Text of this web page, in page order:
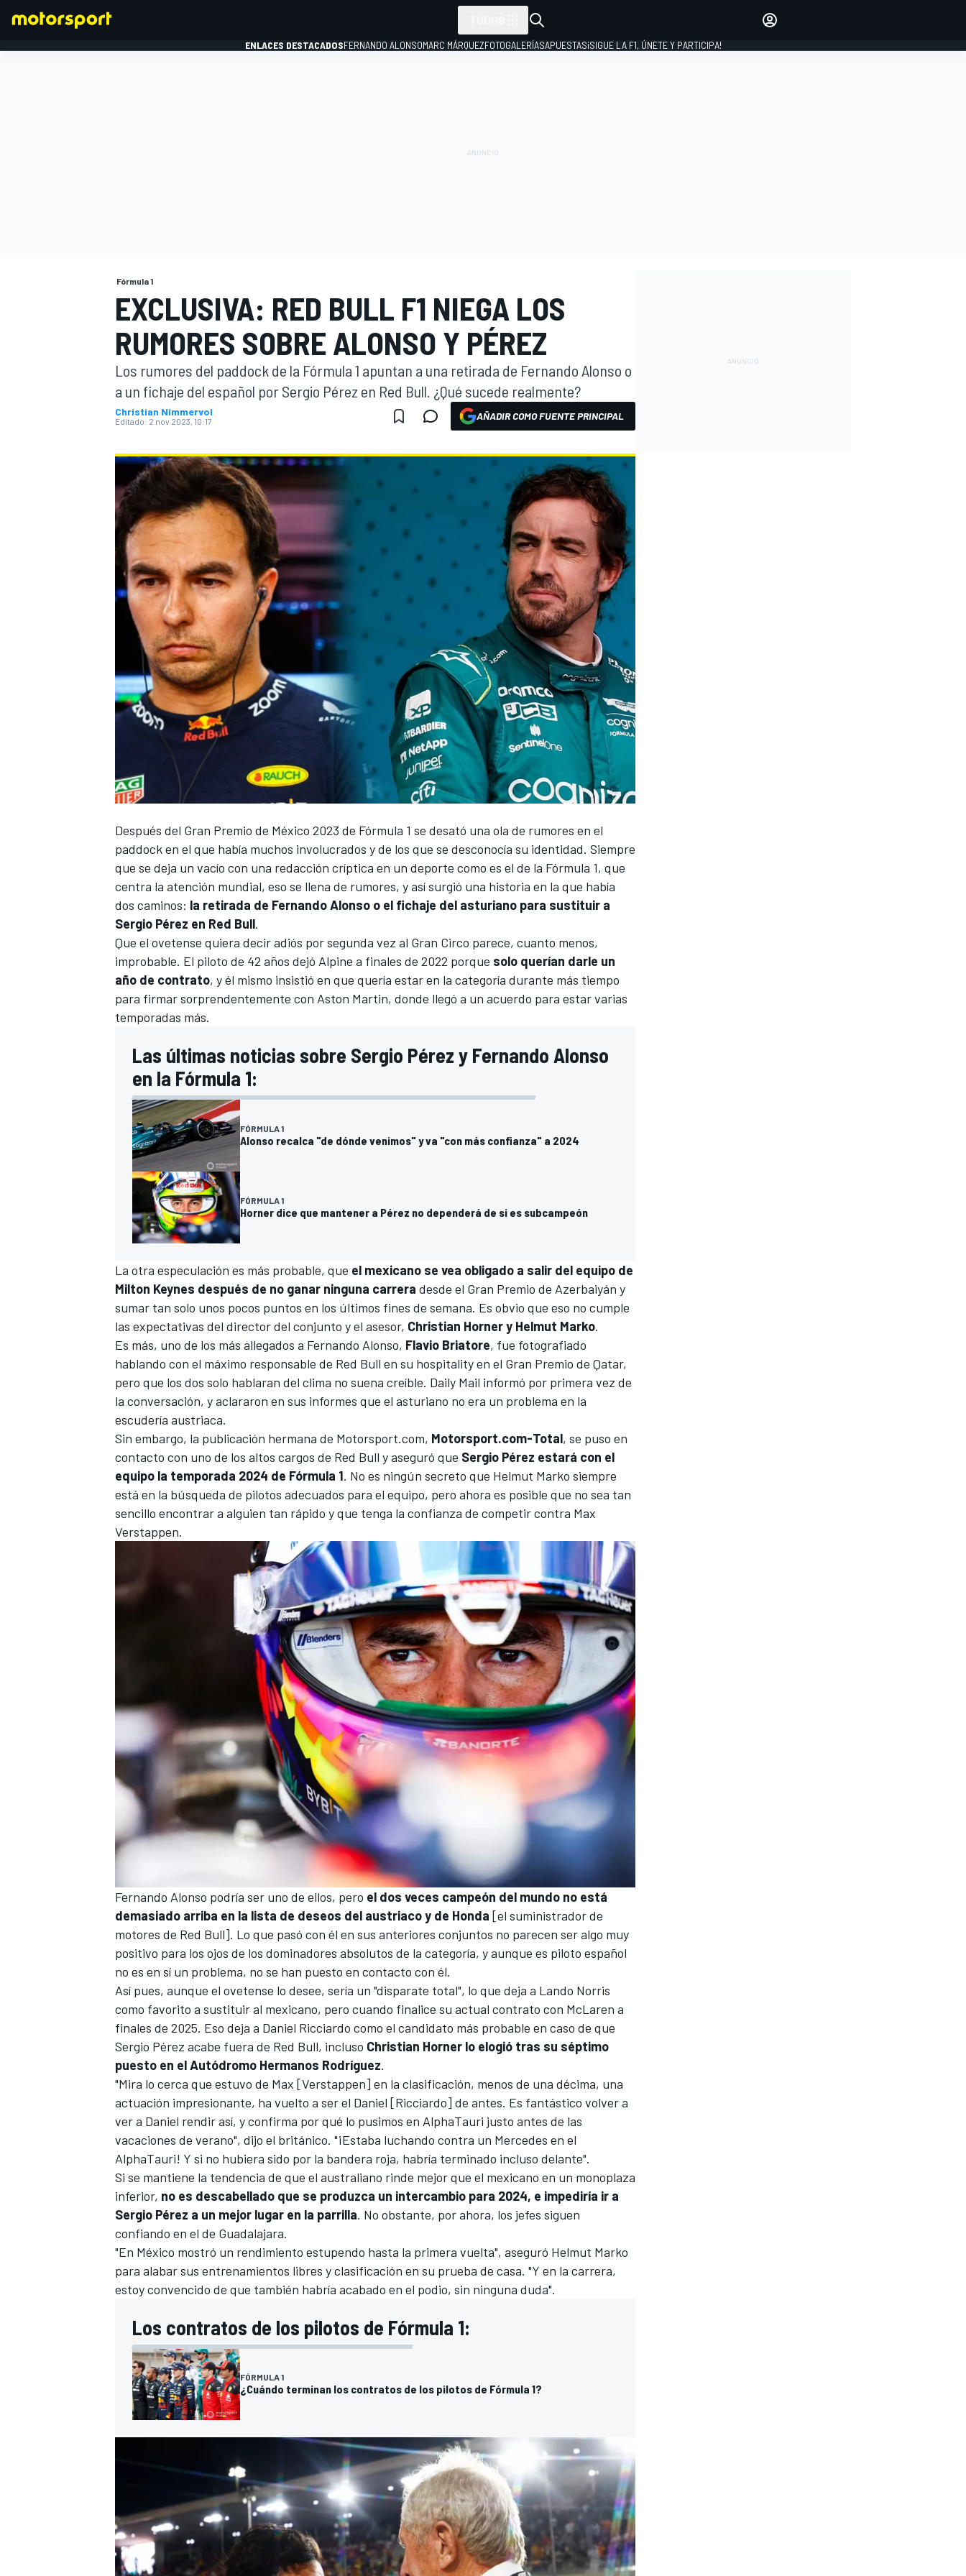
WEC FÓRMULA E
MÁS CATEGORÍAS
ENLACES DESTACADOSFERNANDO ALONSOMARC MÁRQUEZFOTOGALERÍASAPUESTAS¡SIGUE LA F1, ÚNETE Y PARTICIPA!
Fórmula 1
EXCLUSIVA: RED BULL F1 NIEGA LOS
RUMORES SOBRE ALONSO Y PÉREZ
Los rumores del paddock de la Fórmula 1 apuntan a una retirada de Fernando Alonso o
a un fichaje del español por Sergio Pérez en Red Bull. ¿Qué sucede realmente?
Christian Nimmervol
Editado: 2 nov 2023, 10:17 AÑADIR COMO FUENTE PRINCIPAL
Después del Gran Premio de México 2023 de Fórmula 1 se desató una ola de rumores en el
paddock en el que había muchos involucrados y de los que se desconocía su identidad. Siempre
que se deja un vacío con una redacción críptica en un deporte como es el de la Fórmula 1, que
centra la atención mundial, eso se llena de rumores, y así surgió una historia en la que había
dos caminos: la retirada de Fernando Alonso o el fichaje del asturiano para sustituir a
Sergio Pérez en Red Bull.
Que el ovetense quiera decir adiós por segunda vez al Gran Circo parece, cuanto menos,
improbable. El piloto de 42 años dejó Alpine a finales de 2022 porque solo querían darle un
año de contrato, y él mismo insistió en que quería estar en la categoría durante más tiempo
para firmar sorprendentemente con Aston Martin, donde llegó a un acuerdo para estar varias
temporadas más.
Las últimas noticias sobre Sergio Pérez y Fernando Alonso
en la Fórmula 1:
FÓRMULA 1
Alonso recalca "de dónde venimos" y va "con más confianza" a 2024
FÓRMULA 1
Horner dice que mantener a Pérez no dependerá de si es subcampeón
La otra especulación es más probable, que el mexicano se vea obligado a salir del equipo de
Milton Keynes después de no ganar ninguna carrera desde el Gran Premio de Azerbaiyán y
sumar tan solo unos pocos puntos en los últimos fines de semana. Es obvio que eso no cumple
las expectativas del director del conjunto y el asesor, Christian Horner y Helmut Marko.
Es más, uno de los más allegados a Fernando Alonso, Flavio Briatore, fue fotografiado
hablando con el máximo responsable de Red Bull en su hospitality en el Gran Premio de Qatar,
pero que los dos solo hablaran del clima no suena creíble. Daily Mail informó por primera vez de
la conversación, y aclararon en sus informes que el asturiano no era un problema en la
escudería austriaca.
Sin embargo, la publicación hermana de Motorsport.com, Motorsport.com-Total, se puso en
contacto con uno de los altos cargos de Red Bull y aseguró que Sergio Pérez estará con el
equipo la temporada 2024 de Fórmula 1. No es ningún secreto que Helmut Marko siempre
está en la búsqueda de pilotos adecuados para el equipo, pero ahora es posible que no sea tan
sencillo encontrar a alguien tan rápido y que tenga la confianza de competir contra Max
Verstappen.
Fernando Alonso podría ser uno de ellos, pero el dos veces campeón del mundo no está
demasiado arriba en la lista de deseos del austriaco y de Honda [el suministrador de
motores de Red Bull]. Lo que pasó con él en sus anteriores conjuntos no parecen ser algo muy
positivo para los ojos de los dominadores absolutos de la categoría, y aunque es piloto español
no es en sí un problema, no se han puesto en contacto con él.
Así pues, aunque el ovetense lo desee, sería un "disparate total", lo que deja a Lando Norris
como favorito a sustituir al mexicano, pero cuando finalice su actual contrato con McLaren a
finales de 2025. Eso deja a Daniel Ricciardo como el candidato más probable en caso de que
Sergio Pérez acabe fuera de Red Bull, incluso Christian Horner lo elogió tras su séptimo
puesto en el Autódromo Hermanos Rodríguez.
"Mira lo cerca que estuvo de Max [Verstappen] en la clasificación, menos de una décima, una
actuación impresionante, ha vuelto a ser el Daniel [Ricciardo] de antes. Es fantástico volver a
ver a Daniel rendir así, y confirma por qué lo pusimos en AlphaTauri justo antes de las
vacaciones de verano", dijo el británico. "¡Estaba luchando contra un Mercedes en el
AlphaTauri! Y si no hubiera sido por la bandera roja, habría terminado incluso delante".
Si se mantiene la tendencia de que el australiano rinde mejor que el mexicano en un monoplaza
inferior, no es descabellado que se produzca un intercambio para 2024, e impediría ir a
Sergio Pérez a un mejor lugar en la parrilla. No obstante, por ahora, los jefes siguen
confiando en el de Guadalajara.
"En México mostró un rendimiento estupendo hasta la primera vuelta", aseguró Helmut Marko
para alabar sus entrenamientos libres y clasificación en su prueba de casa. "Y en la carrera,
estoy convencido de que también habría acabado en el podio, sin ninguna duda".
Los contratos de los pilotos de Fórmula 1:
FÓRMULA 1
¿Cuándo terminan los contratos de los pilotos de Fórmula 1?